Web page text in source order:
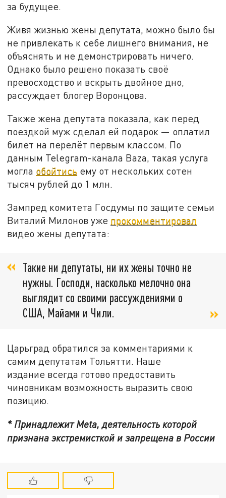
за будущее.
Живя жизнью жены депутата, можно было бы
не привлекать к себе лишнего внимания, не
объяснять и не демонстрировать ничего.
Однако было решено показать своё
превосходство и вскрыть двойное дно,
рассуждает блогер Воронцова.
Также жена депутата показала, как перед
поездкой муж сделал ей подарок — оплатил
билет на перелёт первым классом. По
данным Telegram-канала Baza, такая услуга
могла обойтись ему от нескольких сотен
тысяч рублей до 1 млн.
Зампред комитета Госдумы по защите семьи
Виталий Милонов уже прокомментировал
видео жены депутата:
Такие ни депутаты, ни их жены точно не
нужны. Господи, насколько мелочно она
выглядит со своими рассуждениями о
США, Майами и Чили.
Царьград обратился за комментариями к
самим депутатам Тольятти. Наше
издание всегда готово предоставить
чиновникам возможность выразить свою
позицию.
* Принадлежит Meta, деятельность которой
признана экстремисткой и запрещена в России